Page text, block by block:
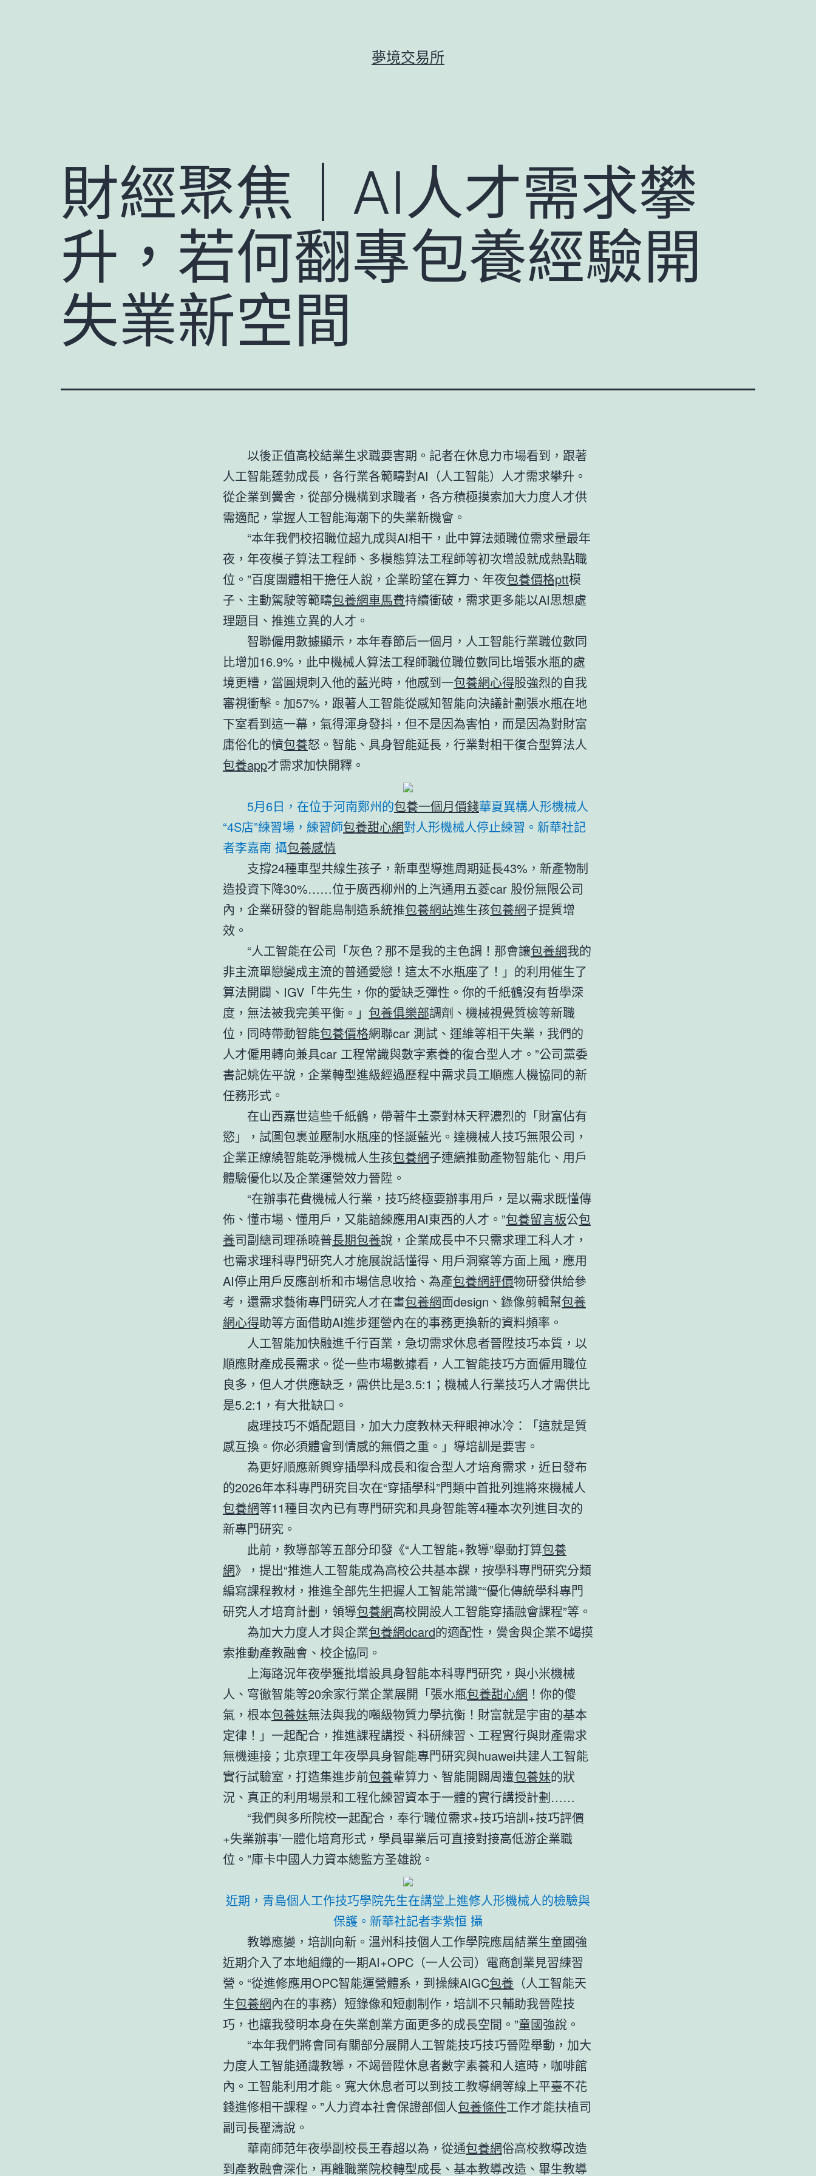
夢境交易所
財經聚焦｜AI人才需求攀
升，若何翻專包養經驗開
失業新空間
以後正值高校結業生求職要害期。記者在休息力市場看到，跟著
人工智能蓬勃成長，各行業各範疇對AI（人工智能）人才需求攀升。
從企業到黌舍，從部分機構到求職者，各方積極摸索加大力度人才供
需適配，掌握人工智能海潮下的失業新機會。
“本年我們校招職位超九成與AI相干，此中算法類職位需求量最年
夜，年夜模子算法工程師、多模態算法工程師等初次增設就成熱點職
位。”百度團體相干擔任人說，企業盼望在算力、年夜包養價格ptt模
子、主動駕駛等範疇包養網車馬費持續衝破，需求更多能以AI思想處
理題目、推進立異的人才。
智聯僱用數據顯示，本年春節后一個月，人工智能行業職位數同
比增加16.9%，此中機械人算法工程師職位職位數同比增張水瓶的處
境更糟，當圓規刺入他的藍光時，他感到一包養網心得股強烈的自我
審視衝擊。加57%，跟著人工智能從感知智能向決議計劃張水瓶在地
下室看到這一幕，氣得渾身發抖，但不是因為害怕，而是因為對財富
庸俗化的憤包養怒。智能、具身智能延長，行業對相干復合型算法人
包養app才需求加快開釋。
5月6日，在位于河南鄭州的包養一個月價錢華夏異構人形機械人
“4S店”練習場，練習師包養甜心網對人形機械人停止練習。新華社記
者李嘉南 攝包養感情
支撐24種車型共線生孩子，新車型導進周期延長43%，新產物制
造投資下降30%……位于廣西柳州的上汽通用五菱car 股份無限公司
內，企業研發的智能島制造系統推包養網站進生孩包養網子提質增
效。
“人工智能在公司「灰色？那不是我的主色調！那會讓包養網我的
非主流單戀變成主流的普通愛戀！這太不水瓶座了！」的利用催生了
算法開闢、IGV「牛先生，你的愛缺乏彈性。你的千紙鶴沒有哲學深
度，無法被我完美平衡。」 包養俱樂部調劑、機械視覺質檢等新職
位，同時帶動智能包養價格網聯car 測試、運維等相干失業，我們的
人才僱用轉向兼具car 工程常識與數字素養的復合型人才。”公司黨委
書記姚佐平說，企業轉型進級經過歷程中需求員工順應人機協同的新
任務形式。
在山西嘉世這些千紙鶴，帶著牛土豪對林天秤濃烈的「財富佔有
慾」，試圖包裹並壓制水瓶座的怪誕藍光。達機械人技巧無限公司，
企業正繚繞智能乾淨機械人生孩包養網子連續推動產物智能化、用戶
體驗優化以及企業運營效力晉陞。
“在辦事花費機械人行業，技巧終極要辦事用戶，是以需求既懂傳
佈、懂市場、懂用戶，又能諳練應用AI東西的人才。”包養留言板公包
養司副總司理孫曉普長期包養說，企業成長中不只需求理工科人才，
也需求理科專門研究人才施展說話懂得、用戶洞察等方面上風，應用
AI停止用戶反應剖析和市場信息收拾、為產包養網評價物研發供給參
考，還需求藝術專門研究人才在畫包養網面design、錄像剪輯幫包養
網心得助等方面借助AI進步運營內在的事務更換新的資料頻率。
人工智能加快融進千行百業，急切需求休息者晉陞技巧本質，以
順應財產成長需求。從一些市場數據看，人工智能技巧方面僱用職位
良多，但人才供應缺乏，需供比是3.5:1；機械人行業技巧人才需供比
是5.2:1，有大批缺口。
處理技巧不婚配題目，加大力度教林天秤眼神冰冷：「這就是質
感互換。你必須體會到情感的無價之重。」導培訓是要害。
為更好順應新興穿插學科成長和復合型人才培育需求，近日發布
的2026年本科專門研究目次在“穿插學科”門類中首批列進將來機械人
包養網等11種目次內已有專門研究和具身智能等4種本次列進目次的
新專門研究。
此前，教導部等五部分印發《“人工智能+教導”舉動打算包養
網》，提出“推進人工智能成為高校公共基本課，按學科專門研究分類
編寫課程教材，推進全部先生把握人工智能常識”“優化傳統學科專門
研究人才培育計劃，領導包養網高校開設人工智能穿插融會課程”等。
為加大力度人才與企業包養網dcard的適配性，黌舍與企業不竭摸
索推動產教融會、校企協同。
上海路況年夜學獲批增設具身智能本科專門研究，與小米機械
人、穹徹智能等20余家行業企業展開「張水瓶包養甜心網 ！你的傻
氣，根本包養妹無法與我的噸級物質力學抗衡！財富就是宇宙的基本
定律！」一起配合，推進課程講授、科研練習、工程實行與財產需求
無機連接；北京理工年夜學具身智能專門研究與huawei共建人工智能
實行試驗室，打造集進步前包養輩算力、智能開闢周遭包養妹的狀
況、真正的利用場景和工程化練習資本于一體的實行講授計劃……
“我們與多所院校一起配合，奉行‘職位需求+技巧培訓+技巧評價
+失業辦事’一體化培育形式，學員畢業后可直接對接高低游企業職
位。”庫卡中國人力資本總監方圣雄說。
近期，青島個人工作技巧學院先生在講堂上進修人形機械人的檢驗與
保護。新華社記者李紫恒 攝
教導應變，培訓向新。溫州科技個人工作學院應屆結業生童國強
近期介入了本地組織的一期AI+OPC（一人公司）電商創業見習練習
營。“從進修應用OPC智能運營體系，到操練AIGC包養 （人工智能天
生包養網內在的事務）短錄像和短劇制作，培訓不只輔助我晉陞技
巧，也讓我發明本身在失業創業方面更多的成長空間。”童國強說。
“本年我們將會同有關部分展開人工智能技巧技巧晉陞舉動，加大
力度人工智能通識教導，不竭晉陞休息者數字素養和人這時，咖啡館
內。工智能利用才能。寬大休息者可以到技工教導網等線上平臺不花
錢進修相干課程。”人力資本社會保證部個人包養條件工作才能扶植司
副司長翟濤說。
華南師范年夜學副校長王春超以為，從通包養網俗高校教導改造
到產教融會深化，再離職業院校轉型成長、基本教導改造、畢生教導